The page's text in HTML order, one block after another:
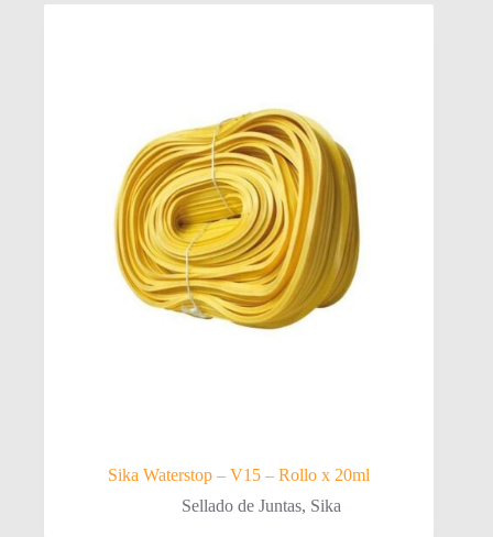
Sika Waterstop – V15 – Rollo x 20ml
Sellado de Juntas, Sika